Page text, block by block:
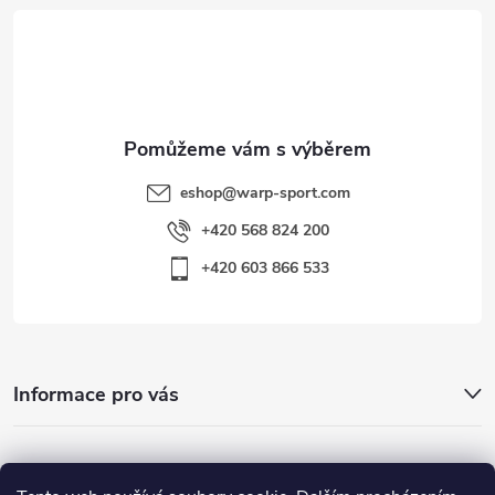
eshop@warp-sport.com
+420 568 824 200
+420 603 866 533
Informace pro vás
Nejhledanější